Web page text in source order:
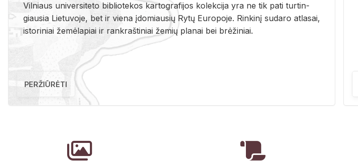
Vil­niaus uni­ver­si­te­to bi­b­lio­te­kos kar­to­gra­fi­jos ko­lek­ci­ja yra ne tik pati tur­tin­
giau­sia Lie­tu­vo­je, bet ir vie­na įdo­miau­sių Rytų Eu­ro­po­je. Rin­ki­nį su­da­ro at­la­sai,
is­to­ri­niai že­mė­la­piai ir rank­raš­ti­niai že­mių pla­nai bei brė­ži­niai.
PERŽIŪRĖTI